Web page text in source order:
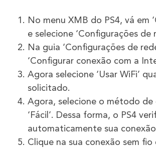
No menu XMB do PS4, vá em
e selecione ‘Configurações de
Na guia ‘Configurações de
‘Configurar conexão com a
Agora selecione ‘Usar WiFi’
solicitado.
Agora, selecione o método de
‘Fácil’. Dessa forma, o PS4
automaticamente sua
Clique na sua conexão sem fio